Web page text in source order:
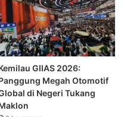
GIIAS 2026:
Megah Otomotif
di Negeri Tukang